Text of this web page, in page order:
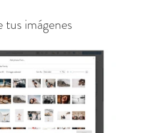
tus imágenes